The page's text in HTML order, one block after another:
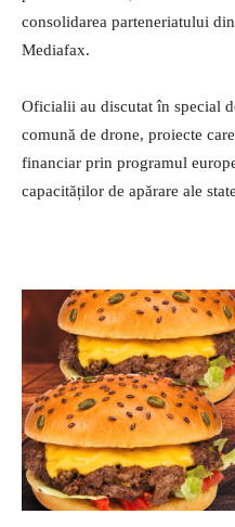
consolidarea parteneriatului
Mediafax.
Oficialii au discutat în special
comună de drone, proiecte
financiar prin programul
capacităților de apărare ale